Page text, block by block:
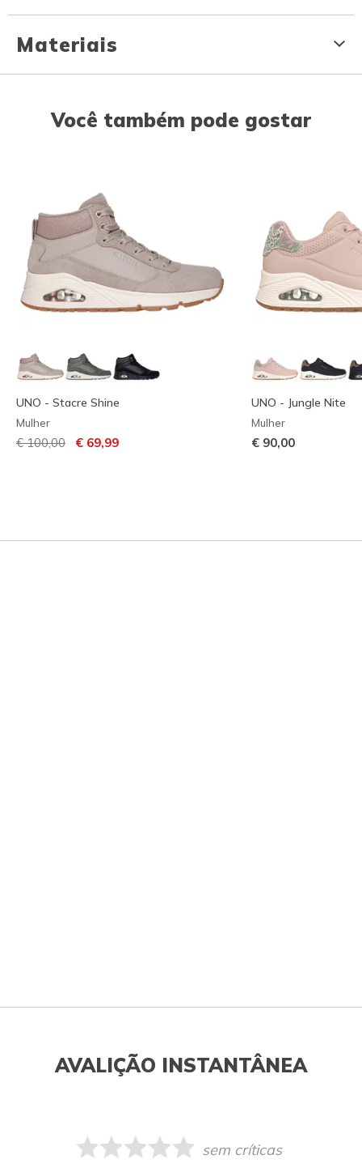
Materiais
Você também pode gostar
UNO - Stacre Shine
Mulher
Preço com desconto de
€ 100,00 para
€ 69,99
UNO - Jungle Nite
Mulher
€ 90,00
AVALIÇÃO INSTANTÂNEA
sem críticas